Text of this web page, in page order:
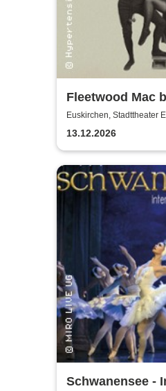
Fleetwood Mac
Cosmic Carnival
Incredible Story
Euskirchen, Stadttheater
13.12.2026
Schwanensee -